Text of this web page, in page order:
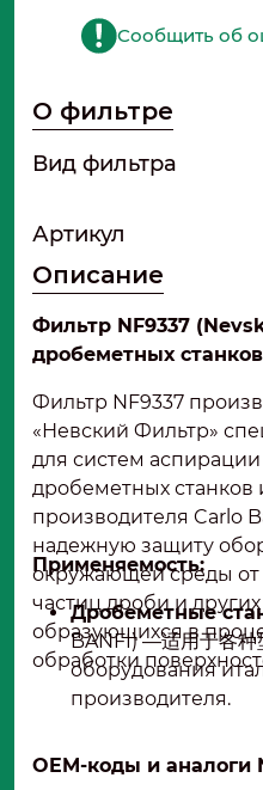
Сообщить об
О фильтре
Вид фильтра
Артикул
Описание
Фильтр NF9337
дробеметных
Фильтр NF9337
«Невский Фильтр»
для систем аспирации
дробеметных станков
производителя Carlo
надежную защиту
окружающей среды
частиц дроби и
образующихся в
обработки
Применяемость:
Дробеметные
BANFI) —适用于各
оборудования
производителя.
OEM-коды и аналоги